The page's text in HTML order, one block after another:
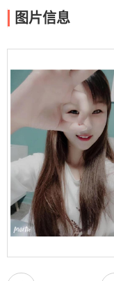
图片信息